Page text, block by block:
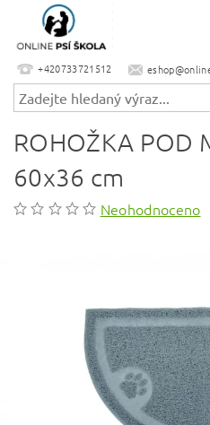
+420733721512
ROHOŽKA POD
60x36 cm
Neohodnoceno